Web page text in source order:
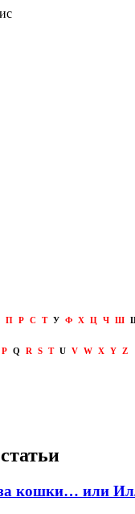
П Р С Т У Ф Х Ц Ч Ш
P Q R S T U V W X Y Z
кошки… или